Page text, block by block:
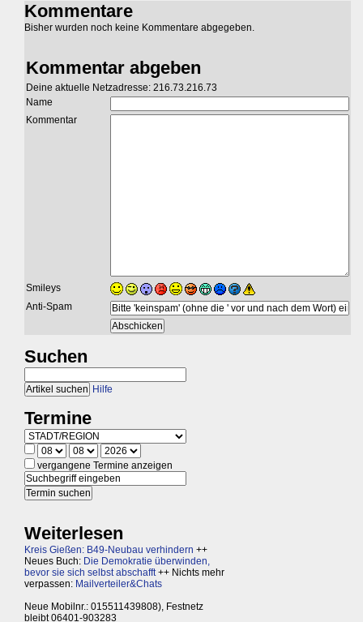
Kommentare
Bisher wurden noch keine Kommentare abgegeben.
Kommentar abgeben
Deine aktuelle Netzadresse: 216.73.216.73
Name
Kommentar
Smileys
Anti-Spam
Suchen
Hilfe
Termine
vergangene Termine anzeigen
Weiterlesen
Kreis Gießen: B49-Neubau verhindern ++
Neues Buch: Die Demokratie überwinden,
bevor sie sich selbst abschafft++ Nichts mehr
verpassen: Mailverteiler&Chats
Neue Mobilnr.: 015511439808), Festnetz
bleibt 06401-903283